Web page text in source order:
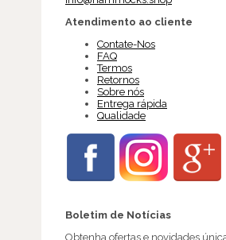
Atendimento ao cliente
Contate-Nos
FAQ
Termos
Retornos
Sobre nós
Entrega rápida
Qualidade
Boletim de Notícias
Obtenha ofertas e novidades